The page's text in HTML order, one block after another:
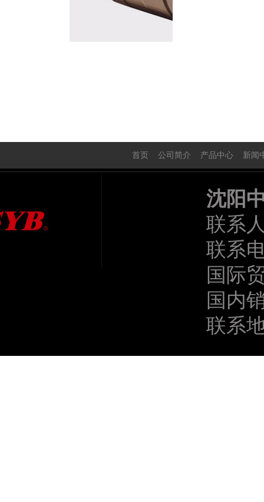
首页 公司简介 产品中心 新闻
沈阳
联系
联系
国际
国内
联系